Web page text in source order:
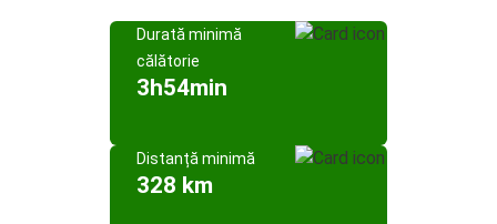
Durată minimă
călătorie
3h54min
Distanță minimă
328 km